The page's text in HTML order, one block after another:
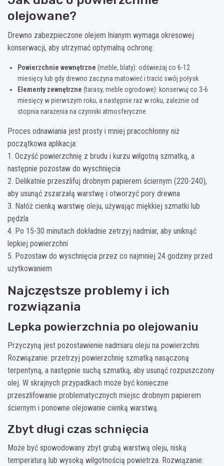
olejowane?
Drewno zabezpieczone olejem lnianym wymaga okresowej
konserwacji, aby utrzymać optymalną ochronę:
Powierzchnie wewnętrzne (meble, blaty): odświeżaj co 6-12
miesięcy lub gdy drewno zaczyna matowieć i tracić swój połysk
Elementy zewnętrzne (tarasy, meble ogrodowe): konserwuj co 3-6
miesięcy w pierwszym roku, a następnie raz w roku, zależnie od
stopnia narażenia na czynniki atmosferyczne
Proces odnawiania jest prosty i mniej pracochłonny niż
początkowa aplikacja:
1. Oczyść powierzchnię z brudu i kurzu wilgotną szmatką, a
następnie pozostaw do wyschnięcia
2. Delikatnie przeszlifuj drobnym papierem ściernym (220-240),
aby usunąć zszarzałą warstwę i otworzyć pory drewna
3. Nałóż cienką warstwę oleju, używając miękkiej szmatki lub
pędzla
4. Po 15-30 minutach dokładnie zetrzyj nadmiar, aby uniknąć
lepkiej powierzchni
5. Pozostaw do wyschnięcia przez co najmniej 24 godziny przed
użytkowaniem
Najczęstsze problemy i ich
rozwiązania
Lepka powierzchnia po olejowaniu
Przyczyną jest pozostawienie nadmiaru oleju na powierzchni.
Rozwiązanie: przetrzyj powierzchnię szmatką nasączoną
terpentyną, a następnie suchą szmatką, aby usunąć rozpuszczony
olej. W skrajnych przypadkach może być konieczne
przeszlifowanie problematycznych miejsc drobnym papierem
ściernym i ponowne olejowanie cienką warstwą.
Zbyt długi czas schnięcia
Może być spowodowany zbyt grubą warstwą oleju, niską
temperaturą lub wysoką wilgotnością powietrza. Rozwiązanie: